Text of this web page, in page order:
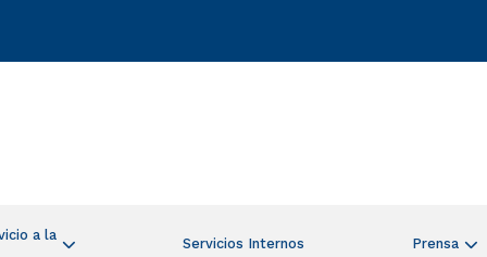
a la
Servicios Internos Prensa